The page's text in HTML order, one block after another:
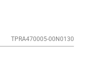
TPRA470005-00N0130